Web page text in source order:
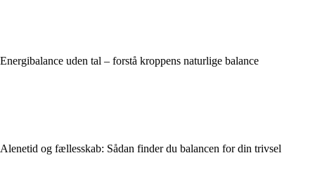
Energibalance uden tal – forstå kroppens naturlige balance
Alenetid og fællesskab: Sådan finder du balancen for din trivsel